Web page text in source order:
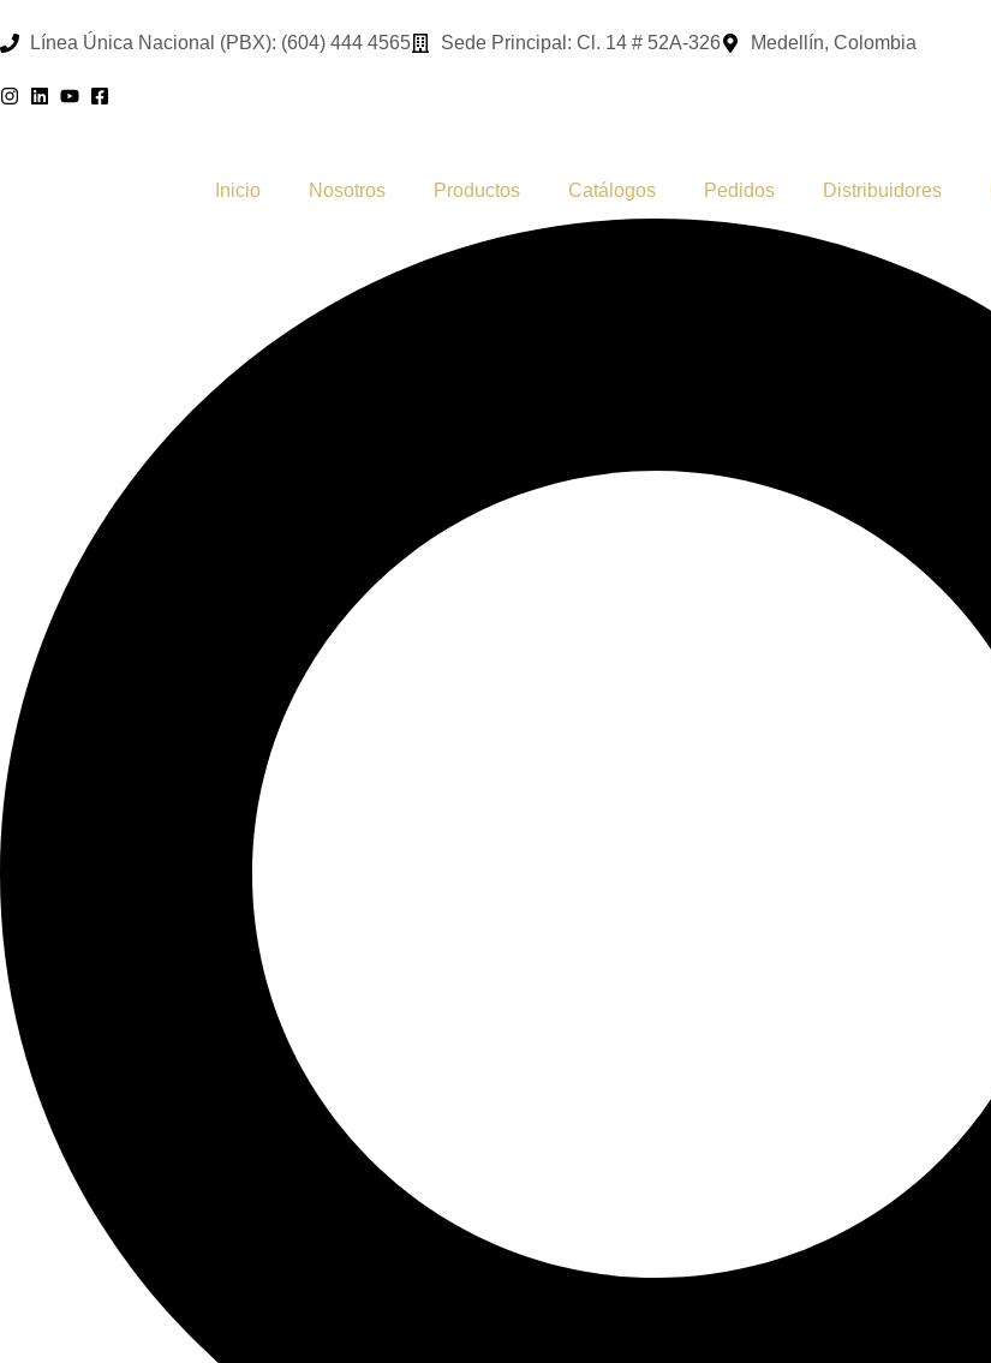
Línea Única Nacional (PBX): (604) 444 4565 Sede Principal: Cl. 14 # 52A-326 Medellín, Colombia
Inicio Nosotros Productos Catálogos Pedidos Distribuidores